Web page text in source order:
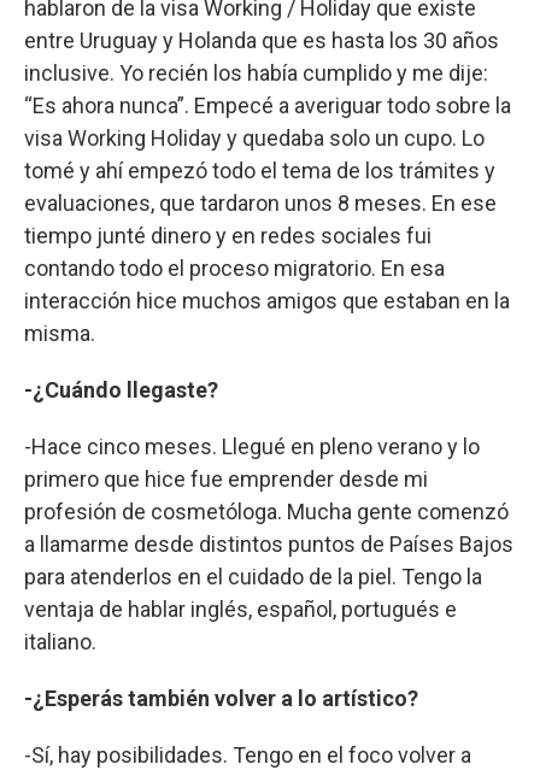
hablaron de la visa Working / Holiday que existe
entre Uruguay y Holanda que es hasta los 30 años
inclusive. Yo recién los había cumplido y me dije:
“Es ahora nunca”. Empecé a averiguar todo sobre la
visa Working Holiday y quedaba solo un cupo. Lo
tomé y ahí empezó todo el tema de los trámites y
evaluaciones, que tardaron unos 8 meses. En ese
tiempo junté dinero y en redes sociales fui
contando todo el proceso migratorio. En esa
interacción hice muchos amigos que estaban en la
misma.
-¿Cuándo llegaste?
-Hace cinco meses. Llegué en pleno verano y lo
primero que hice fue emprender desde mi
profesión de cosmetóloga. Mucha gente comenzó
a llamarme desde distintos puntos de Países Bajos
para atenderlos en el cuidado de la piel. Tengo la
ventaja de hablar inglés, español, portugués e
italiano.
-¿Esperás también volver a lo artístico?
-Sí, hay posibilidades. Tengo en el foco volver a